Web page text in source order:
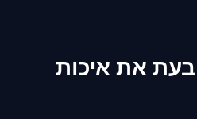
את איכות